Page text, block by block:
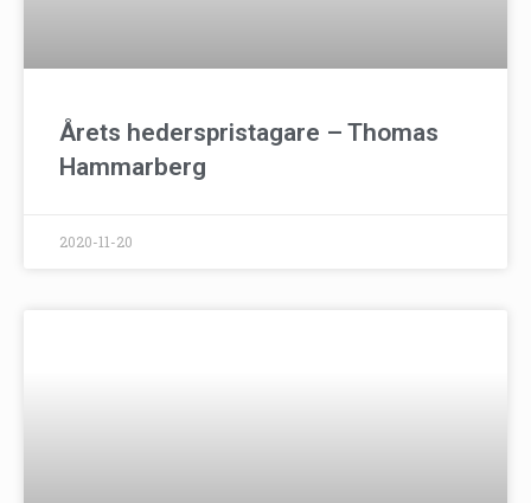
Årets hederspristagare – Thomas
Hammarberg
2020-11-20